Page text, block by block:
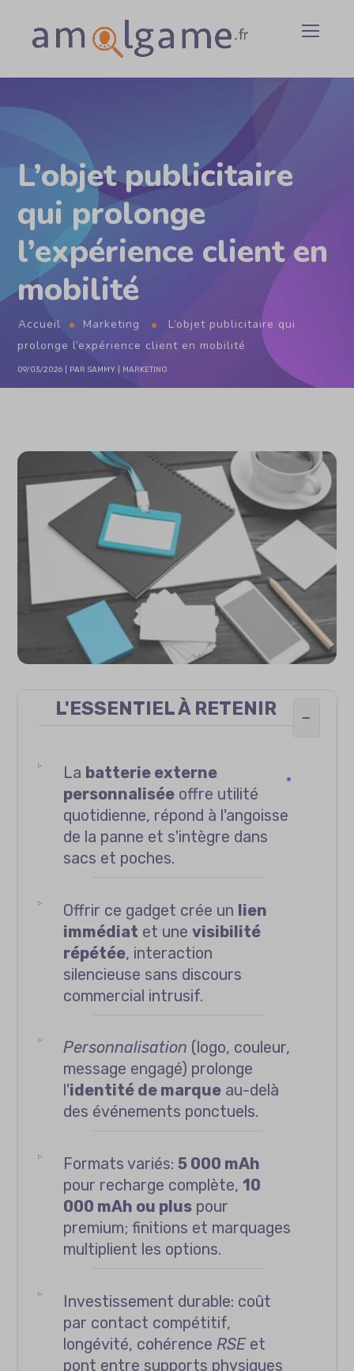
L’objet publicitaire
qui prolonge
l’expérience client en
mobilité
Accueil Marketing
L’objet publicitaire qui
prolonge l’expérience client en mobilité
09/03/2026 PAR SAMMY MARKETING
L'ESSENTIEL À RETENIR −
La batterie externe
personnalisée offre utilité
quotidienne, répond à l'angoisse
de la panne et s'intègre dans
sacs et poches.
Offrir ce gadget crée un lien
immédiat et unevisibilité
répétée, interaction
silencieuse sans discours
commercial intrusif.
Personnalisation (logo, couleur,
message engagé) prolonge
l'identité de marque au-delà
des événements ponctuels.
Formats variés:5 000 mAh
pour recharge complète,10
000 mAh ou plus pour
premium; finitions et marquages
multiplient les options.
Investissement durable: coût
par contact compétitif,
longévité, cohérence RSEet
pont entre supports physiques